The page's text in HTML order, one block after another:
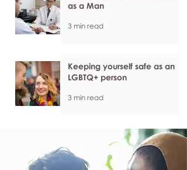
as a Man
3 min read
Keeping yourself safe as an
LGBTQ+ person
3 min read